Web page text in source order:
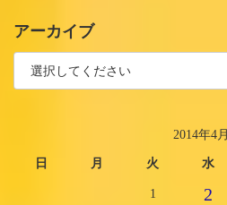
アーカイブ
2014年4月
日 月 火 水
1 2